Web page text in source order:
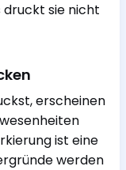
sie nicht
erscheinen
ist eine
werden